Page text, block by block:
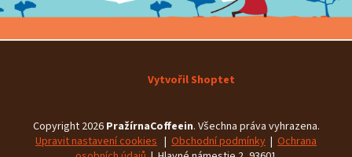
Vytvořil Shoptet
Copyright 2026 PražírnaCoffeein. Všechna práva vyhrazena.
Upravit nastavení cookies | Obchodní podmínky | Ochrana